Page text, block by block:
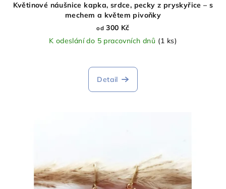
Květinové náušnice kapka, srdce, pecky z pryskyřice – s
mechem a květem pivoňky
od 300 Kč
K odeslání do 5 pracovních dnů (1 ks)
Detail